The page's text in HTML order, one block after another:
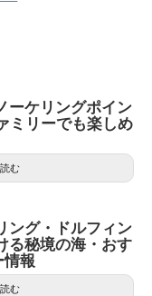
ーケリングポイン
ミリーでも楽しめ
む
ング・ドルフィン
る秘境の海・おす
情報
む